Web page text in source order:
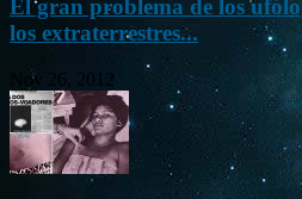
El gran problema de los
los extraterrestres...
Nov 26, 2012